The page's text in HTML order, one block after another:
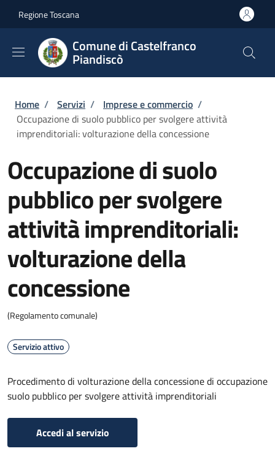
Regione Toscana
Comune di Castelfranco
Piandiscò
Briciole di pane
Home / Servizi / Imprese e commercio /
Occupazione di suolo pubblico per svolgere attività
imprenditoriali: volturazione della concessione
Occupazione di suolo
pubblico per svolgere
attività imprenditoriali:
volturazione della
concessione
(Regolamento comunale)
Servizio attivo
Procedimento di volturazione della concessione di occupazione
suolo pubblico per svolgere attività imprenditoriali
Accedi al servizio